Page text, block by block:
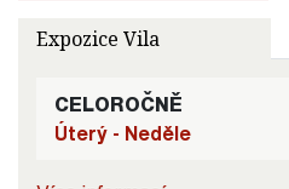
Expozice Vila
CELOROČNĚ
Úterý - Neděle